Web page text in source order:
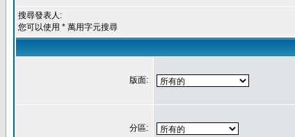
搜尋發表人:
您可以使用 * 萬用字元搜尋
版面:
分區: